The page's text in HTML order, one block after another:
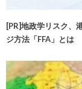
[PR]地政学リスク、
ジ方法「FFA」とは